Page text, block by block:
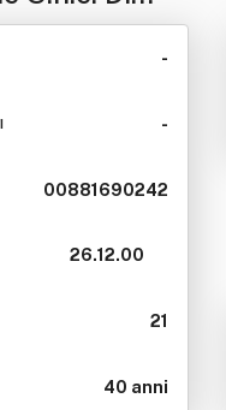
Giovanni & C.
-
-
00881690242
26.12.00
21
40 anni